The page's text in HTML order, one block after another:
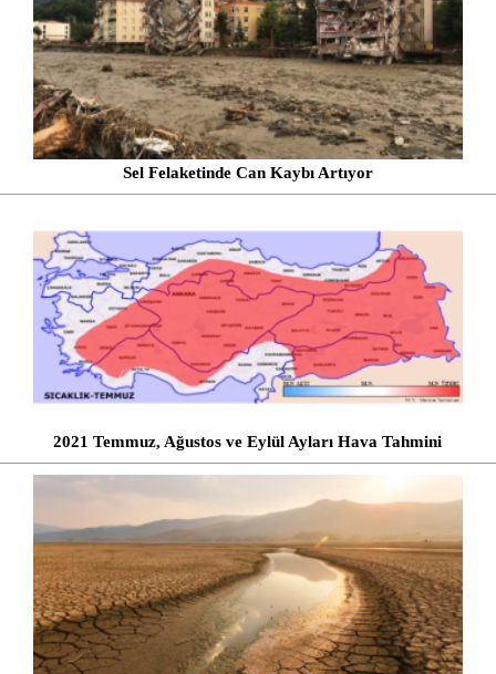
Sel Felaketinde Can Kaybı Artıyor
2021 Temmuz, Ağustos ve Eylül Ayları Hava Tahmini